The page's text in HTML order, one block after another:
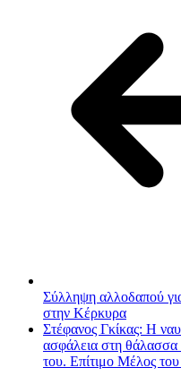
Σύλληψη αλλοδαπού
στην Κέρκυρα
Στέφανος Γκίκας: Η
ασφάλεια στη
του. Επίτιμο Μέλος